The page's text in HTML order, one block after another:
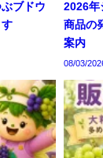
ぶブドウ
2026年
商品の
案内
08/03/